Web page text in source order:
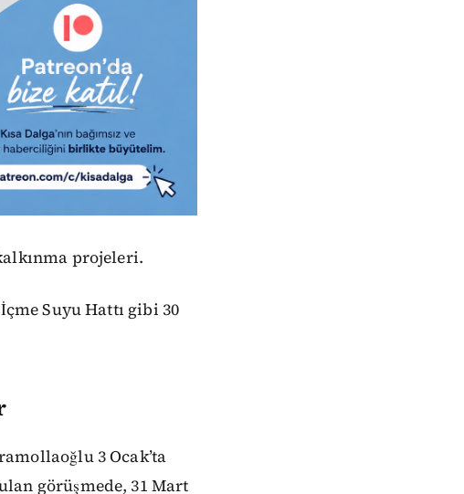
projeleri.
Suyu Hattı gibi 30
3 Ocak’ta
görüşmede, 31 Mart